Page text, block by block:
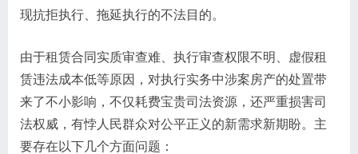
现抗拒执行、拖延执行的不法目的。
由于租赁合同实质审查难、执行审查权限不明、虚假租
赁违法成本低等原因，对执行实务中涉案房产的处置带
来了不小影响，不仅耗费宝贵司法资源，还严重损害司
法权威，有悖人民群众对公平正义的新需求新期盼。主
要存在以下几个方面问题：